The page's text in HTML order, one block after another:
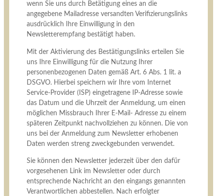
wenn Sie uns durch Betätigung eines an die
angegebene Mailadresse versandten Verifizierungslinks
ausdrücklich Ihre Einwilligung in den
Newsletterempfang bestätigt haben.
Mit der Aktivierung des Bestätigungslinks erteilen Sie
uns Ihre Einwilligung für die Nutzung Ihrer
personenbezogenen Daten gemäß Art. 6 Abs. 1 lit. a
DSGVO. Hierbei speichern wir Ihre vom Internet
Service-Provider (ISP) eingetragene IP-Adresse sowie
das Datum und die Uhrzeit der Anmeldung, um einen
möglichen Missbrauch Ihrer E-Mail- Adresse zu einem
späteren Zeitpunkt nachvollziehen zu können. Die von
uns bei der Anmeldung zum Newsletter erhobenen
Daten werden streng zweckgebunden verwendet.
Sie können den Newsletter jederzeit über den dafür
vorgesehenen Link im Newsletter oder durch
entsprechende Nachricht an den eingangs genannten
Verantwortlichen abbestellen. Nach erfolgter